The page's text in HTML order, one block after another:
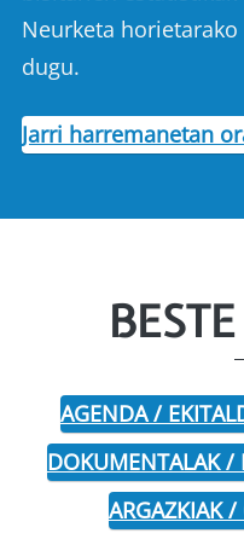
Neurketa
dugu.
Jarri harremanetan
AGENDA /
DOKUMENTALAK /
ARGAZKIAK /